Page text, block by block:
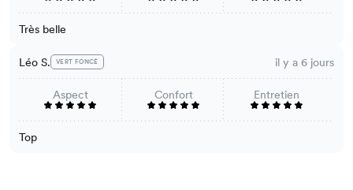
Très belle
Léo S. VERT FONCÉ il y a 6 jours
Aspect Confort Entretien
Top